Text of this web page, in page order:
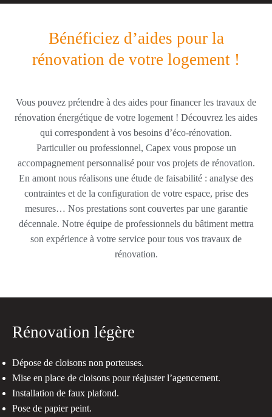
Bénéficiez d’aides pour la
rénovation de votre logement !
Vous pouvez prétendre à des aides pour financer les travaux de
rénovation énergétique de votre logement ! Découvrez les aides
qui correspondent à vos besoins d’éco-rénovation.
Particulier ou professionnel, Capex vous propose un
accompagnement personnalisé pour vos projets de rénovation.
En amont nous réalisons une étude de faisabilité : analyse des
contraintes et de la configuration de votre espace, prise des
mesures… Nos prestations sont couvertes par une garantie
décennale. Notre équipe de professionnels du bâtiment mettra
son expérience à votre service pour tous vos travaux de
rénovation.
Rénovation légère
Dépose de cloisons non porteuses.
Mise en place de cloisons pour réajuster l’agencement.
Installation de faux plafond.
Pose de papier peint.